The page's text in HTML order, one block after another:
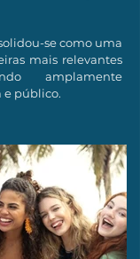
se como uma
mais relevantes
amplamente
e público.